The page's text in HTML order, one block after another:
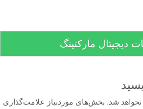
دیجیتال مارکتینگ
شد. بخش‌های موردنیاز علامت‌گذاری